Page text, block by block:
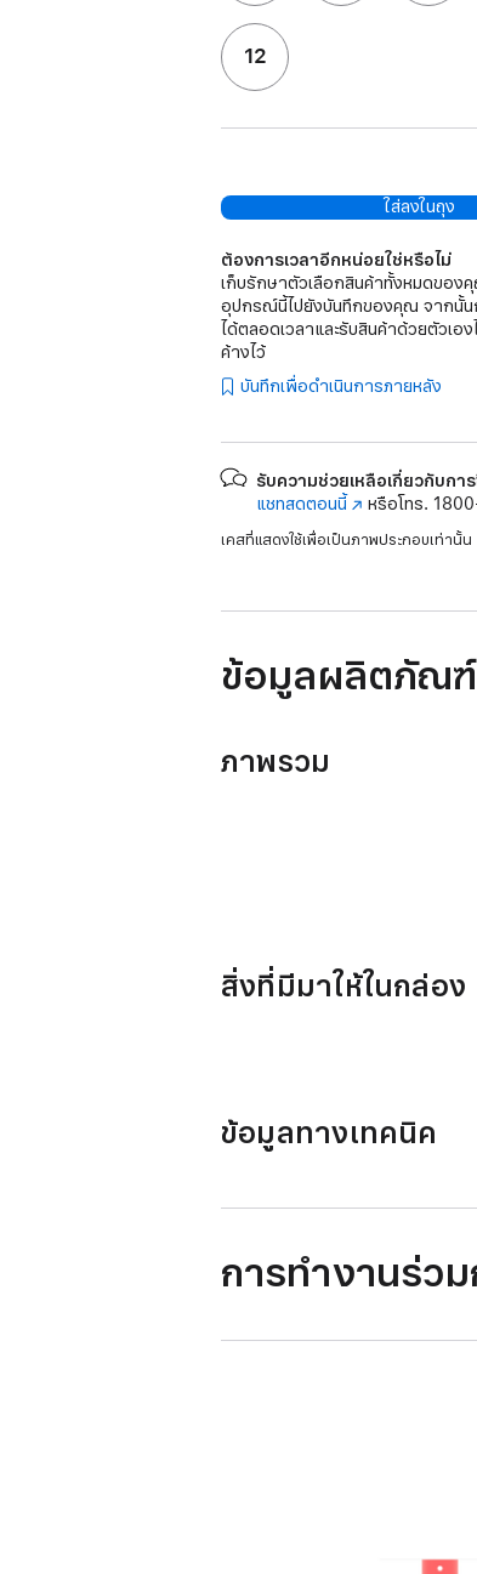
12
ใส่ลงในถุง
ต้องการเวลาอีกหน่อยใช่หรือไม่
เก็บรักษาตัวเลือกสินค้าทั้งหมดของ
อุปกรณ์นี้ไปยังบันทึกของคุณ จากนั้น
ได้ตลอดเวลาและรับสินค้าด้วยตัวเอ
ค้างไว้
บันทึกเพื่อดำเนินการภายหลัง
รับความช่วยเหลือเกี่ยวกับกา
แชทสดตอนนี้(เปิด
หน้าต่าง
หรือโทร.
เคสที่แสดงใช้เพื่อเป็นภาพประกอบเท่านั้น
ข้อมูลผลิตภัณฑ์
ภาพรวม
สิ่งที่มีมาให้ในกล่อง
ข้อมูลทางเทคนิค
การทำงานร่ว